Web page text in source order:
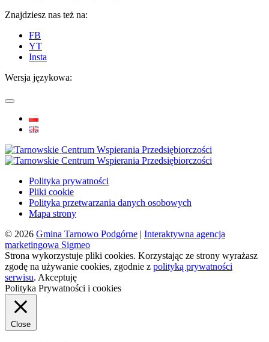
Znajdziesz nas też na:
FB
YT
Insta
Wersja językowa:
Polityka prywatności
Pliki cookie
Polityka przetwarzania danych osobowych
Mapa strony
© 2026 Gmina Tarnowo Podgórne | Interaktywna agencja
marketingowa Sigmeo
Strona wykorzystuje pliki cookies. Korzystając ze strony wyrażasz
zgodę na używanie cookies, zgodnie z polityką prywatności
serwisu. Akceptuję
Polityka Prywatności i cookies
Close